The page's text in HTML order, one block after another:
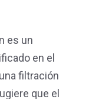
es un
en el
filtración
que el